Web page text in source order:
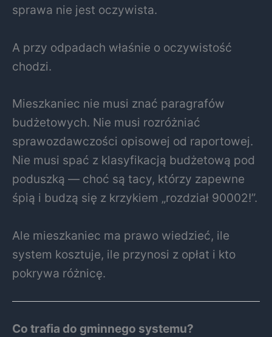
sprawa nie jest oczywista.
A przy odpadach właśnie o oczywistość
chodzi.
Mieszkaniec nie musi znać paragrafów
budżetowych. Nie musi rozróżniać
sprawozdawczości opisowej od raportowej.
Nie musi spać z klasyfikacją budżetową pod
poduszką — choć są tacy, którzy zapewne
śpią i budzą się z krzykiem „rozdział 90002!”.
Ale mieszkaniec ma prawo wiedzieć, ile
system kosztuje, ile przynosi z opłat i kto
pokrywa różnicę.
Co trafia do gminnego systemu?